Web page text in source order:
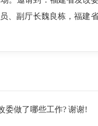
副厅长魏良栋，福建
委做了哪些工作? 谢谢!